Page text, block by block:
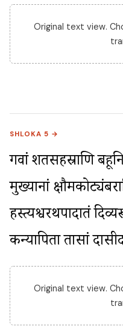
Original text view.
SHLOKA 5 →
गवां शतसहस्राणि
मुख्यानां
हस्त्यश्वरथपादातं दिव्यरूपं
Original text view.